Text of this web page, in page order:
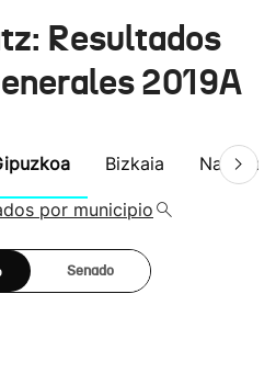
Resultados
2019A
Bizkaia Navarra
por municipio
Senado